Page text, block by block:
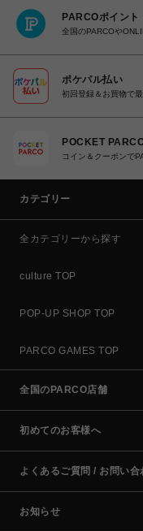
PARCOポイント
全国のPARCOや
ポケパル払い
初回登録＆お買物で
POCKET
コイン＆クーポンで
カテゴリー
全カテゴリーから探す
culture TOP
POP-UP SHOP TOP
PARCO GAMES TOP
全国のPARCO店舗
初めてのお客様へ
よくあるご質問 / お問い合
お知らせ